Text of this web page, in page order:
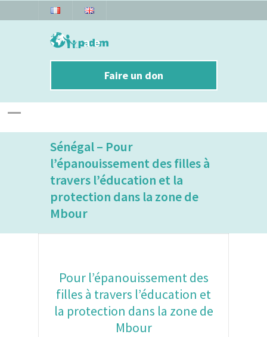
Faire un don
Sénégal – Pour
l’épanouissement des filles à
travers l’éducation et la
protection dans la zone de
Mbour
Pour l’épanouissement des
filles à travers l’éducation et
la protection dans la zone de
Mbour